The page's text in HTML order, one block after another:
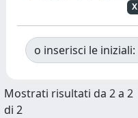
X
o inserisci le iniziali:
Mostrati risultati da 2 a 2
di 2